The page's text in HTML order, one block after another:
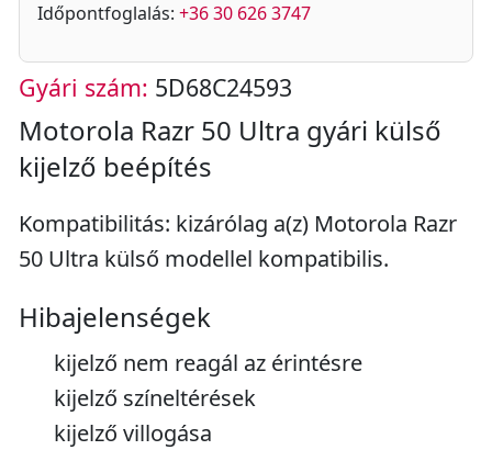
Időpontfoglalás: +36 30 626 3747
Gyári szám: 5D68C24593
Motorola Razr 50 Ultra gyári külső
kijelző beépítés
Kompatibilitás: kizárólag a(z) Motorola Razr
50 Ultra külső modellel kompatibilis.
Hibajelenségek
kijelző nem reagál az érintésre
kijelző színeltérések
kijelző villogása